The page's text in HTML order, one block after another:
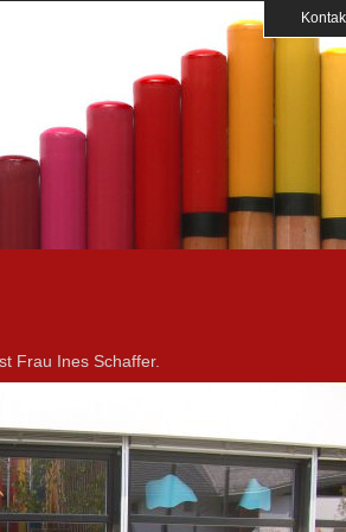
Frau Ines Schaffer.